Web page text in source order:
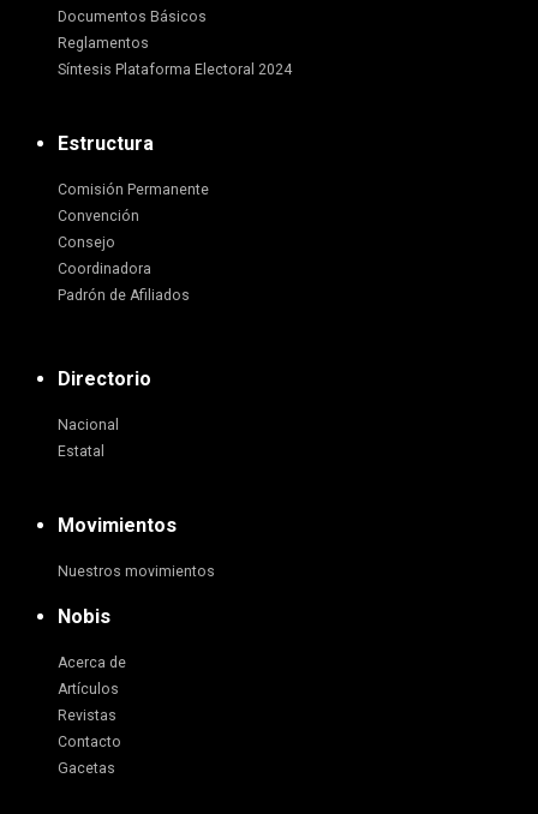
Documentos Básicos
Reglamentos
Síntesis Plataforma Electoral 2024
Estructura
Comisión Permanente
Convención
Consejo
Coordinadora
Padrón de Afiliados
Directorio
Nacional
Estatal
Movimientos
Nuestros movimientos
Nobis
Acerca de
Artículos
Revistas
Contacto
Gacetas